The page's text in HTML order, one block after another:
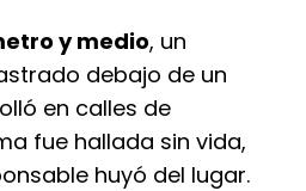
y medio, un
debajo de un
en calles de
fue hallada sin vida,
huyó del lugar.